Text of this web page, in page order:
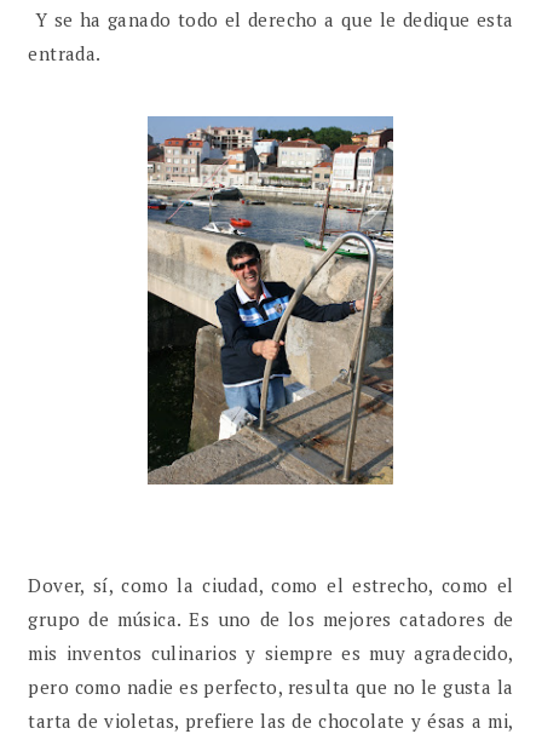
Y se ha ganado todo el derecho a que le dedique esta
entrada.
Dover, sí, como la ciudad, como el estrecho, como el
grupo de música. Es uno de los mejores catadores de
mis inventos culinarios y siempre es muy agradecido,
pero como nadie es perfecto, resulta que no le gusta la
tarta de violetas, prefiere las de chocolate y ésas a mi,